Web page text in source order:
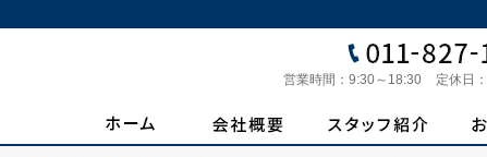
営業時間： 9:30～18:30 定休日：